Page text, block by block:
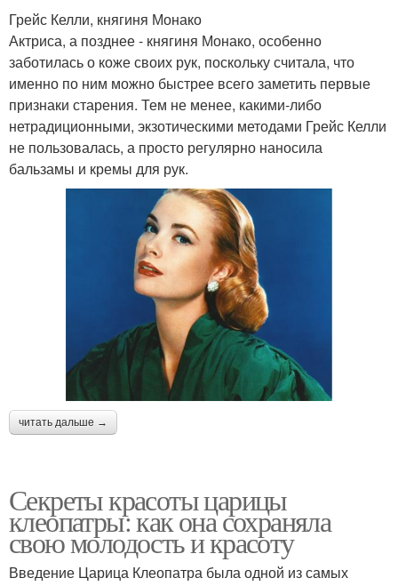
Грейс Келли, княгиня Монако
Актриса, а позднее - княгиня Монако, особенно
заботилась о коже своих рук, поскольку считала, что
именно по ним можно быстрее всего заметить первые
признаки старения. Тем не менее, какими-либо
нетрадиционными, экзотическими методами Грейс Келли
не пользовалась, а просто регулярно наносила
бальзамы и кремы для рук.
читать дальше →
Секреты красоты царицы
клеопатры: как она сохраняла
свою молодость и красоту
Введение Царица Клеопатра была одной из самых